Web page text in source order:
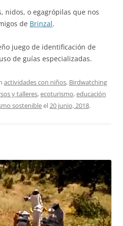
nidos, o egagrópilas que nos
de Brinzal.
juego de identificación de
de guías especializadas.
actividades con niños, Birdwatching
y talleres,ecoturismo,educación
sostenibleel20 junio, 2018.